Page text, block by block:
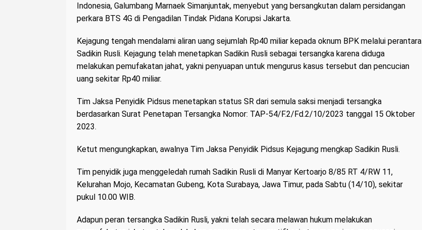
Indonesia, Galumbang Marnaek Simanjuntak, menyebut yang bersangkutan dalam persidangan
perkara BTS 4G di Pengadilan Tindak Pidana Korupsi Jakarta.
Kejagung tengah mendalami aliran uang sejumlah Rp40 miliar kepada oknum BPK melalui perantara
Sadikin Rusli. Kejagung telah menetapkan Sadikin Rusli sebagai tersangka karena diduga
melakukan pemufakatan jahat, yakni penyuapan untuk mengurus kasus tersebut dan pencucian
uang sekitar Rp40 miliar.
Tim Jaksa Penyidik Pidsus menetapkan status SR dari semula saksi menjadi tersangka
berdasarkan Surat Penetapan Tersangka Nomor: TAP-54/F.2/Fd.2/10/2023 tanggal 15 Oktober
2023.
Ketut mengungkapkan, awalnya Tim Jaksa Penyidik Pidsus Kejagung mengkap Sadikin Rusli.
Tim penyidik juga menggeledah rumah Sadikin Rusli di Manyar Kertoarjo 8/85 RT 4/RW 11,
Kelurahan Mojo, Kecamatan Gubeng, Kota Surabaya, Jawa Timur, pada Sabtu (14/10), sekitar
pukul 10.00 WIB.
Adapun peran tersangka Sadikin Rusli, yakni telah secara melawan hukum melakukan